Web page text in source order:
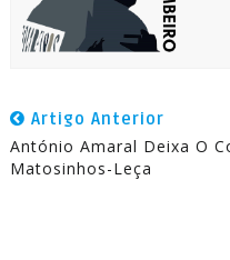
Artigo Anterior
António Amaral Deixa O
Matosinhos-Leça